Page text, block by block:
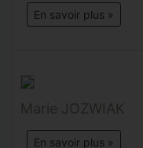
En savoir plus »
Marie JOZWIAK
En savoir plus »